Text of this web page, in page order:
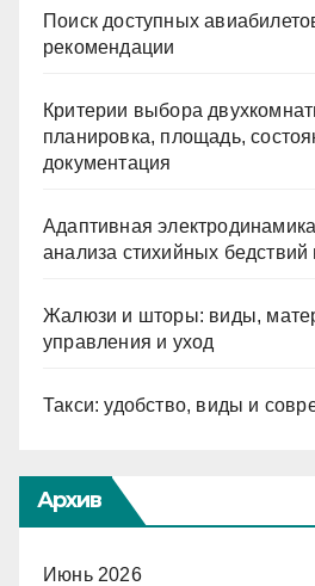
Поиск доступных
рекомендации
Критерии выбора
планировка, площадь,
документация
Адаптивная
анализа стихийных бедствий
Жалюзи и шторы: виды,
управления и уход
Такси: удобство, виды и
Архив
Июнь 2026